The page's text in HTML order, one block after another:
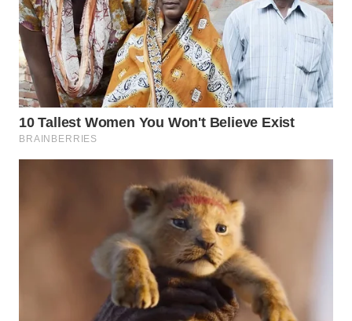
SOLO
WN
BOROBUDUR
WN
MADURA